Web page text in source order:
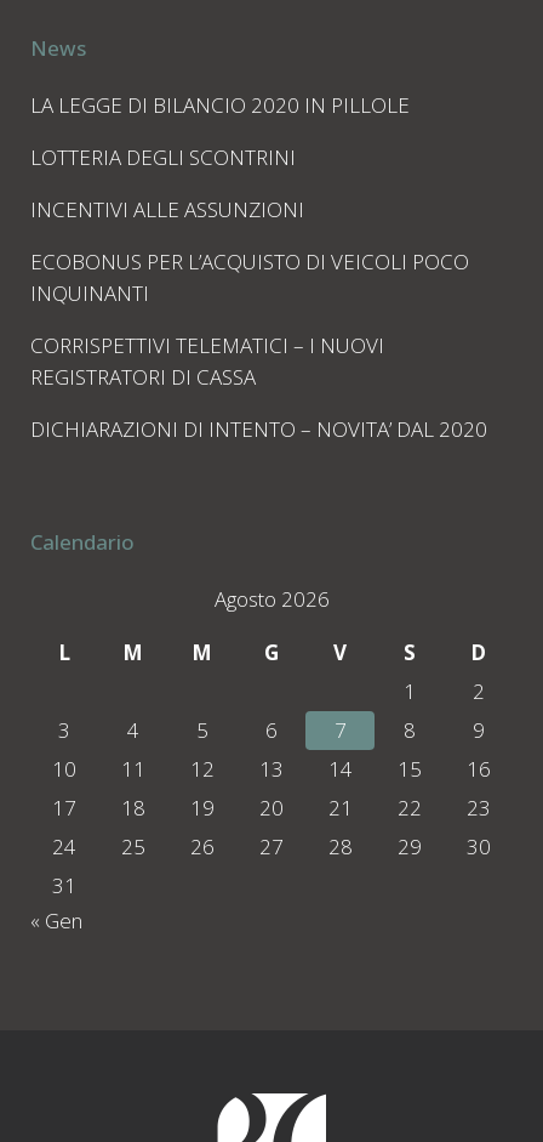
News
LA LEGGE DI BILANCIO 2020 IN PILLOLE
LOTTERIA DEGLI SCONTRINI
INCENTIVI ALLE ASSUNZIONI
ECOBONUS PER L’ACQUISTO DI VEICOLI POCO
INQUINANTI
CORRISPETTIVI TELEMATICI – I NUOVI
REGISTRATORI DI CASSA
DICHIARAZIONI DI INTENTO – NOVITA’ DAL 2020
Calendario
Agosto 2026
L
M M G V S
D
1
2
3
4 5 6 7 8
9
10
11 12 13 14 15
16
17
18 19 20 21 22
23
24
25 26 27 28 29
30
31
« Gen